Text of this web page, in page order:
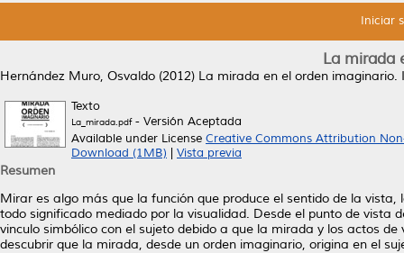
Iniciar
La mirada
Hernández Muro, Osvaldo (2012) La mirada en el orden imaginario.
Texto
La_mirada.pdf- Versión Aceptada
Available under License Creative Commons Attribution
Download (1MB)
Vista previa
Resumen
Mirar es algo más que la función que produce el sentido de la
todo significado mediado por la visualidad. Desde el punto de vista
vinculo simbólico con el sujeto debido a que la mirada y los actos
descubrir que la mirada, desde un orden imaginario, origina en el